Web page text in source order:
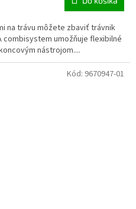
na trávu môžete zbaviť trávnik
combisystem umožňuje flexibilné
nástrojom....
Kód: 9670947-01